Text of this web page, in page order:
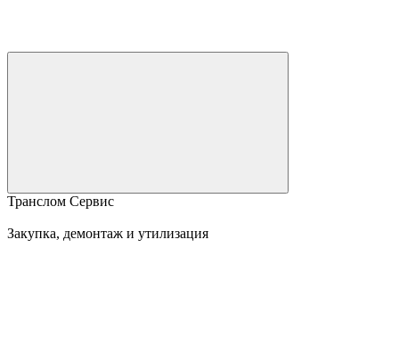
Транслом Сервис
Закупка, демонтаж и утилизация